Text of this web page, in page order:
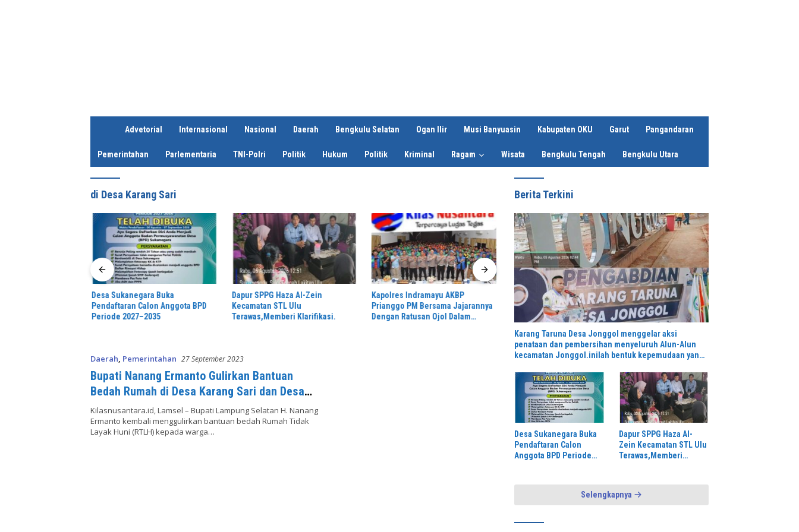
e
Advetorial Internasional Nasional Daerah Bengkulu Selatan Ogan Ilir Musi Banyuasin Kabupaten OKU Garut Pangandaran
Pemerintahan Parlementaria TNI-Polri Politik Hukum Politik Kriminal Ragam Wisata Bengkulu Tengah Bengkulu Utara
di Desa Karang Sari
Desa Sukanegara Buka
Pendaftaran Calon Anggota BPD
Periode 2027–2035
Dapur SPPG Haza Al-Zein
Kecamatan STL Ulu
Terawas,Memberi Klarifikasi.
Kapolres Indramayu AKBP
Prianggo PM Bersama Jajarannya
Dengan Ratusan Ojol Dalam
Lantunkan Surat Al-Bayyinah,
Buruh di Rulung Raya Diganjar
Hadiah Umrah dari Bupati Egi
Mengakhiri Masa KKN di Lapas
Indramayu, Taruna Poltekip
Dilepas dengan Pesan
Pengabdian dan Integritas
Daerah Pemerintahan 27 September 2023
Bupati Nanang Ermanto Gulirkan Bantuan
Bedah Rumah di Desa Karang Sari dan Desa
Margodadi Kecamatan Jati Agung
Kilasnusantara.id, Lamsel – Bupati Lampung Selatan H. Nanang
Ermanto kembali menggulirkan bantuan bedah Rumah Tidak
Layak Huni (RTLH) kepada warga…
Berita Terkini
Karang Taruna Desa Jonggol menggelar aksi
penataan dan pembersihan menyeluruh Alun-Alun
kecamatan Jonggol.inilah bentuk kepemudaan yang
Jonggol Jaya Jaya,”
Desa Sukanegara Buka
Pendaftaran Calon
Anggota BPD Periode
Dapur SPPG Haza Al-
Zein Kecamatan STL Ulu
Terawas,Memberi
Selengkapnya